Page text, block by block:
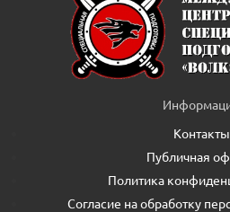
Контакты
Публичная
Политика
Согласие на обработку